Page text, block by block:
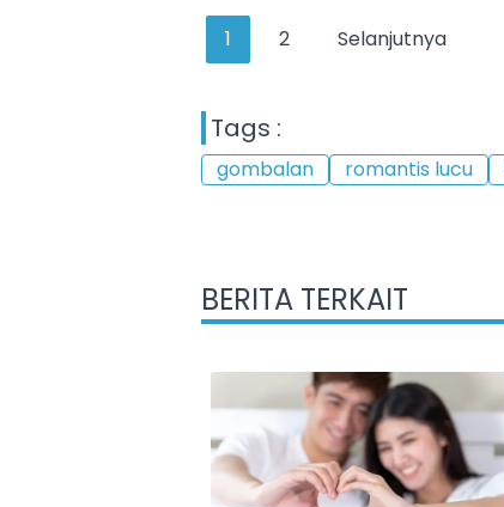
1 2 Selanjutnya
Tags :
gombalan romantis lucu
BERITA TERKAIT